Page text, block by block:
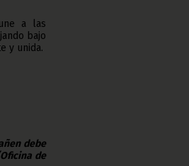
a las
bajo
y unida.
debe
de